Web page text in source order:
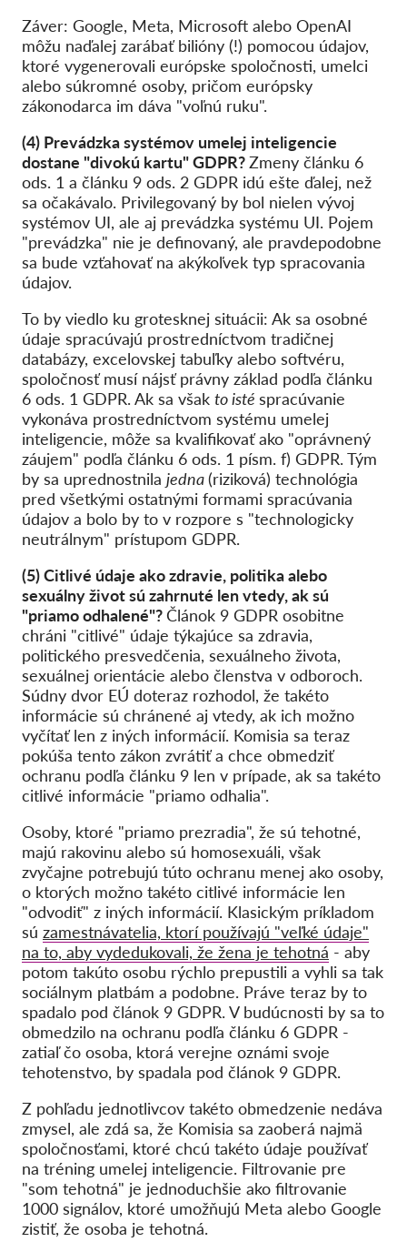
Záver: Google, Meta, Microsoft alebo OpenAI
môžu naďalej zarábať bilióny (!) pomocou údajov,
ktoré vygenerovali európske spoločnosti, umelci
alebo súkromné osoby, pričom európsky
zákonodarca im dáva "voľnú ruku".
(4) Prevádzka systémov umelej inteligencie
dostane "divokú kartu" GDPR?Zmeny článku 6
ods. 1 a článku 9 ods. 2 GDPR idú ešte ďalej, než
sa očakávalo. Privilegovaný by bol nielen vývoj
systémov UI, ale aj prevádzka systému UI. Pojem
"prevádzka" nie je definovaný, ale pravdepodobne
sa bude vzťahovať na akýkoľvek typ spracovania
údajov.
To by viedlo ku grotesknej situácii: Ak sa osobné
údaje spracúvajú prostredníctvom tradičnej
databázy, excelovskej tabuľky alebo softvéru,
spoločnosť musí nájsť právny základ podľa článku
6 ods. 1 GDPR. Ak sa však to isté spracúvanie
vykonáva prostredníctvom systému umelej
inteligencie, môže sa kvalifikovať ako "oprávnený
záujem" podľa článku 6 ods. 1 písm. f) GDPR. Tým
by sa uprednostnila jedna(riziková) technológia
pred všetkými ostatnými formami spracúvania
údajov a bolo by to v rozpore s "technologicky
neutrálnym" prístupom GDPR.
(5) Citlivé údaje ako zdravie, politika alebo
sexuálny život sú zahrnuté len vtedy, ak sú
"priamo odhalené"?Článok 9 GDPR osobitne
chráni "citlivé" údaje týkajúce sa zdravia,
politického presvedčenia, sexuálneho života,
sexuálnej orientácie alebo členstva v odboroch.
Súdny dvor EÚ doteraz rozhodol, že takéto
informácie sú chránené aj vtedy, ak ich možno
vyčítať len z iných informácií. Komisia sa teraz
pokúša tento zákon zvrátiť a chce obmedziť
ochranu podľa článku 9 len v prípade, ak sa takéto
citlivé informácie "priamo odhalia".
Osoby, ktoré "priamo prezradia", že sú tehotné,
majú rakovinu alebo sú homosexuáli, však
zvyčajne potrebujú túto ochranu menej ako osoby,
o ktorých možno takéto citlivé informácie len
"odvodiť" z iných informácií. Klasickým príkladom
sú zamestnávatelia, ktorí používajú "veľké údaje"
na to, aby vydedukovali, že žena je tehotná - aby
potom takúto osobu rýchlo prepustili a vyhli sa tak
sociálnym platbám a podobne. Práve teraz by to
spadalo pod článok 9 GDPR. V budúcnosti by sa to
obmedzilo na ochranu podľa článku 6 GDPR -
zatiaľ čo osoba, ktorá verejne oznámi svoje
tehotenstvo, by spadala pod článok 9 GDPR.
Z pohľadu jednotlivcov takéto obmedzenie nedáva
zmysel, ale zdá sa, že Komisia sa zaoberá najmä
spoločnosťami, ktoré chcú takéto údaje používať
na tréning umelej inteligencie. Filtrovanie pre
"som tehotná" je jednoduchšie ako filtrovanie
1000 signálov, ktoré umožňujú Meta alebo Google
zistiť, že osoba je tehotná.